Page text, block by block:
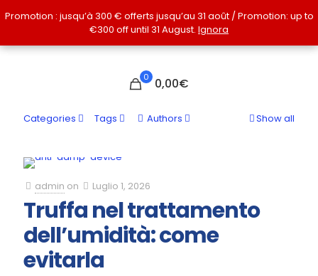
0 0,00€
Categories Tags Authors Show all
admin on Luglio 1, 2026
Truffa nel trattamento
dell’umidità: come
evitarla
Promotion : jusqu’à 300 € offerts jusqu’au 31 août / Promotion: up to
€300 off until 31 August. Ignora
Promotion : jusqu’à 300 € offerts jusqu’au 31 août / Promotion: up to
€300 off until 31 August. Ignora